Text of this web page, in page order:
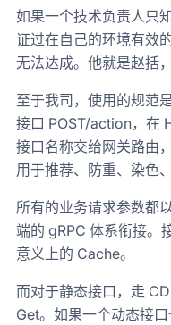
如果一个技术负责人只
证过在自己的环境有效
无法达成。他就是赵括
至于我司，使用的规范
接口 POST/action，在
接口名称交给网关路由
用于推荐、防重、染色
所有的业务请求参数都
端的 gRPC 体系衔接。
意义上的 Cache。
而对于静态接口，走
Get。如果一个动态接